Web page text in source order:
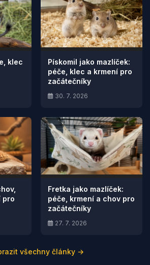
klec
Pískomil jako mazlíček:
péče, klec a krmení pro
začátečníky
30. 7. 2026
pro
Fretka jako mazlíček:
péče, krmení a chov pro
začátečníky
27. 7. 2026
všechny články →